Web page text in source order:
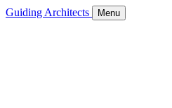
Guiding Architects Menu